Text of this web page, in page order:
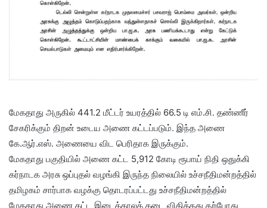
மேகதாது அருகில் 441.2 மீட்டர் உயரத்தில் 66.5 டி எம்.சி. தண்ணீர்
சேகரிக்கும் திறன் உடைய அணை கட்டப்படும். இந்த அணை
கே.ஆர்.எஸ். அணையை விட பெரிதாக இருக்கும்.
மேகதாது பகுதியில் அணை கட்ட 5,912 கோடி ரூபாய் நிதி ஒதுக்கி
கர்நாடக அரசு ஒப்புதல் வழங்கி இருந்த நிலையில் உச்சநீதிமன்றத்தில்
தமிழகம் சார்பாக வழக்கு தொடரப்பட்டது உச்சநீதிமன்றத்தில்
மேகதாது அணை கட்ட இடைக்காலத் தடை விதித்தது தற்போது